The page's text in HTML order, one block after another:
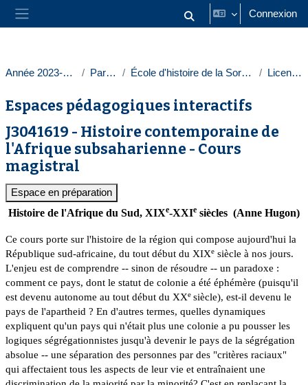
Passer au contenu principal
Panneau latéral Activer/désactiver la saisie
Connexion
Année 2023-2024 Paris 1 École d'histoire de la Sorbonne Licences
Espaces pédagogiques interactifs
J3041619 - Histoire contemporaine de
l'Afrique subsaharienne - Cours
magistral
Espace en préparation
Histoire de l'Afrique du Sud, XIXe-XXIe siècles (Anne Hugon)
Ce cours porte sur l'histoire de la région qui compose aujourd'hui la
République sud-africaine, du tout début du XIXe siècle à nos jours.
L'enjeu est de comprendre -- sinon de résoudre -- un paradoxe :
comment ce pays, dont le statut de colonie a été éphémère (puisqu'il
est devenu autonome au tout début du XXe siècle), est-il devenu le
pays de l'apartheid ? En d'autres termes, quelles dynamiques
expliquent qu'un pays qui n'était plus une colonie a pu pousser les
logiques ségrégationnistes jusqu'à devenir le pays de la ségrégation
absolue -- une séparation des personnes par des "critères raciaux"
qui affectaient tous les aspects de leur vie et entraînaient une